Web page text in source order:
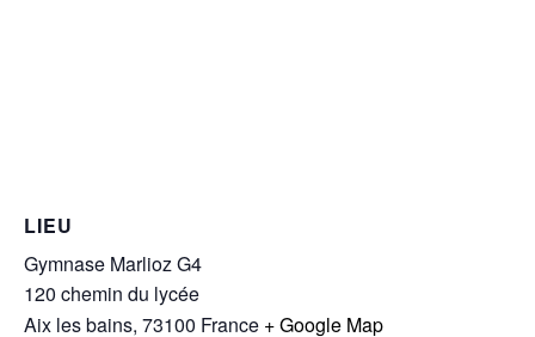
LIEU
Gymnase Marlioz G4
120 chemin du lycée
Aix les bains, 73100 France + Google Map